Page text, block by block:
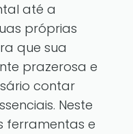
até a
próprias
que sua
prazerosa e
contar
Neste
ferramentas e